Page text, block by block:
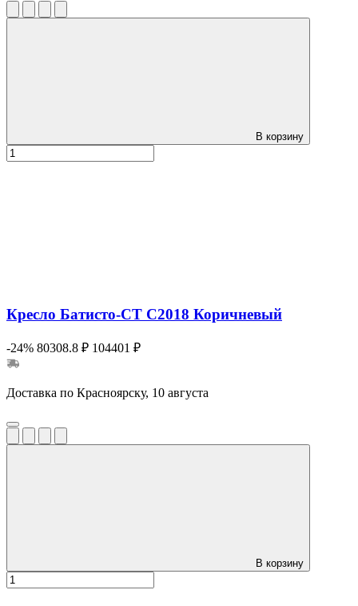
В корзину
Кресло Батисто-СТ С2018 Коричневый
-24% 80308.8 ₽ 104401 ₽
Доставка по Красноярску, 10 августа
В корзину